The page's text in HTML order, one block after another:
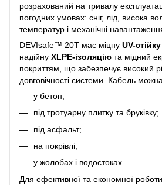
розрахований на тривалу
погодних умовах: сніг, лід, висока
температур і механічні
DEVIsafe™ 20T має міцну UV-стійку
надійну XLPE-ізоляцію та мідний
покриттям, що забезпечує високий
довговічності системи. Кабель
у бетон;
під тротуарну плитку та бруківку;
під асфальт;
на покрівлі;
у жолобах і водостоках.
Для ефективної та економної